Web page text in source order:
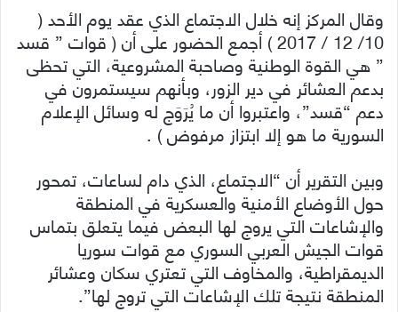
وقال المركز إنه خلال الاجتماع الذي عقد يوم الأحد (
10/ 12 / 2017 ) أجمع الحضور على أن ( قوات ” قسد
” هي القوة الوطنية وصاحبة المشروعية، التي تحظى
بدعم العشائر في دير الزور، وبأنهم سيستمرون في
دعم “قسد”، واعتبروا أن ما يُرَوَج له وسائل الإعلام
السورية ما هو إلا ابتزاز مرفوض ) .
وبين التقرير أن “الاجتماع، الذي دام لساعات، تمحور
حول الأوضاع الأمنية والعسكرية في المنطقة
والإشاعات التي يروج لها البعض فيما يتعلق بتماس
قوات الجيش العربي السوري مع قوات سوريا
الديمقراطية، والمخاوف التي تعتري سكان وعشائر
المنطقة نتيجة تلك الإشاعات التي تروج لها”.